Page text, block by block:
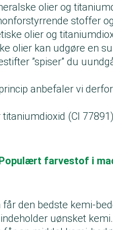
olier og
stoffer
olier og
olier kan udgøre en
”spiser” du
anbefaler vi
(CI
farvestof i
den bedste kemi-
uønsket kemi.